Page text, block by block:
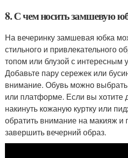
8. С чем носить замшевую
На вечеринку замшевая юбка
стильного и привлекательного
топом или блузой с интересным
Добавьте пару сережек или
внимание. Обувь можно
или платформе. Если вы хотите
накинуть кожаную куртку или
обратить внимание на макияж и
завершить вечерний образ.